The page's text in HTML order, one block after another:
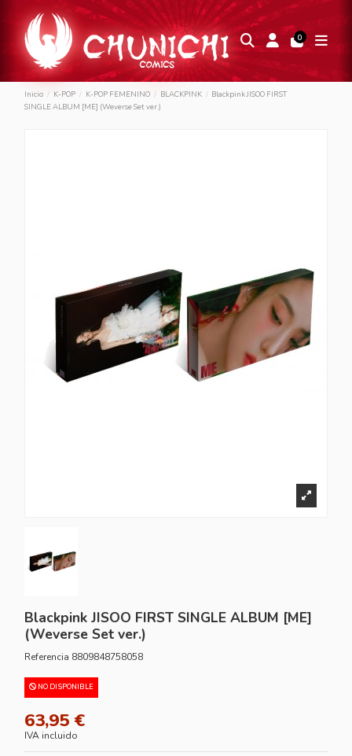
0
Inicio K-POP K-POP FEMENINO BLACKPINK
Blackpink JISOO FIRST
SINGLE ALBUM [ME] (Weverse Set ver.)
Blackpink JISOO FIRST SINGLE ALBUM [ME]
(Weverse Set ver.)
Referencia 8809848758058
NO DISPONIBLE
63,95 €
IVA incluido